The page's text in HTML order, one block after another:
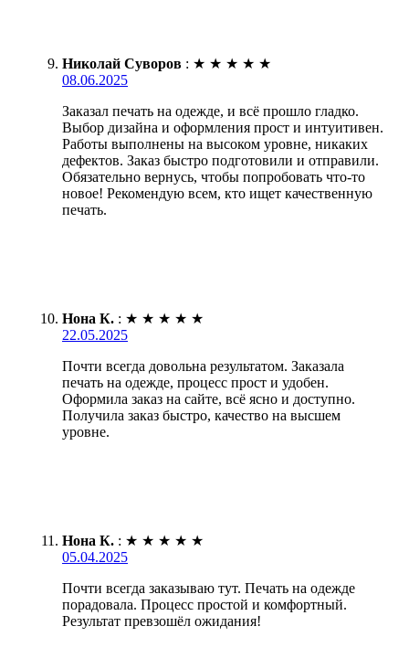
Николай Суворов : ★ ★ ★ ★ ★
08.06.2025
Заказал печать на одежде, и всё прошло гладко.
Выбор дизайна и оформления прост и интуитивен.
Работы выполнены на высоком уровне, никаких
дефектов. Заказ быстро подготовили и отправили.
Обязательно вернусь, чтобы попробовать что-то
новое! Рекомендую всем, кто ищет качественную
печать.
Нона К. : ★ ★ ★ ★ ★
22.05.2025
Почти всегда довольна результатом. Заказала
печать на одежде, процесс прост и удобен.
Оформила заказ на сайте, всё ясно и доступно.
Получила заказ быстро, качество на высшем
уровне.
Нона К. : ★ ★ ★ ★ ★
05.04.2025
Почти всегда заказываю тут. Печать на одежде
порадовала. Процесс простой и комфортный.
Результат превзошёл ожидания!